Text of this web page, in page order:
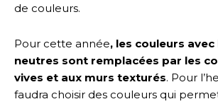
de couleurs.
Pour cette année, les couleurs
neutres sont remplacées par les
vives et aux murs texturés. Pour
faudra choisir des couleurs qui